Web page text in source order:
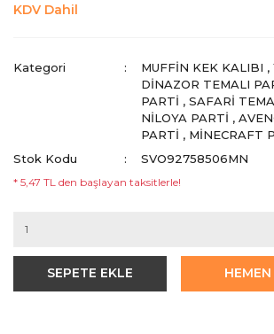
KDV Dahil
Kategori MUFFIN KEK KALIBI ,
DINAZOR TEMALI
PARTI ,SAFARI
NILOYA PARTI ,
PARTI , MINECRAFT
Stok Kodu
SVO92758506MN
* 5,47 TL den başlayan taksitlerle!
SEPETE EKLE